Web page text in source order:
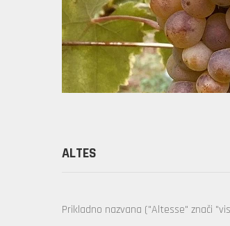
ALTES
Prikladno nazvana ("Altesse" znači